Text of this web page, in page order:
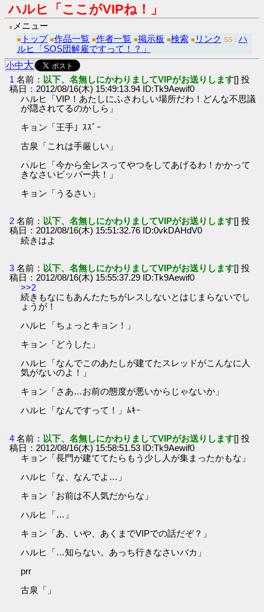
ハルヒ「ここがVIPね！」
● メニュー
■ トップ ■作品一覧 ■作者一覧 ■掲示板 ■検索 ■ リンク SS： ハ
ルヒ「SOS団解雇ですって！？」
小中大
1 名前： 以下、名無しにかわりましてVIPがお送りします[] 投
稿日：2012/08/16(木) 15:49:13.94 ID:Tk9Aewif0
ハルヒ「VIP！あたしにふさわしい場所だわ！どんな不思議
が隠されてるのかしら」
キョン「王手」ｽｽﾞｰ
古泉「これは手厳しい」
ハルヒ「今から全レスってやつをしてあげるわ！かかって
きなさいビッパー共！」
キョン「うるさい」
2 名前： 以下、名無しにかわりましてVIPがお送りします[] 投
稿日：2012/08/16(木) 15:51:32.76 ID:0vkDAHdV0
続きはよ
3 名前： 以下、名無しにかわりましてVIPがお送りします[] 投
稿日：2012/08/16(木) 15:55:37.29 ID:Tk9Aewif0
>>2
続きもなにもあんたたちがレスしないとはじまらないでし
ょうが！
ハルヒ「ちょっとキョン！」
キョン「どうした」
ハルヒ「なんでこのあたしが建てたスレッドがこんなに人
気がないのよ！」
キョン「さあ…お前の態度が悪いからじゃないか」
ハルヒ「なんですって！」ﾑｷｰ
4 名前： 以下、名無しにかわりましてVIPがお送りします[] 投
稿日：2012/08/16(木) 15:58:51.53 ID:Tk9Aewif0
キョン「長門が建ててたらもう少し人が集まったかもな」
ハルヒ「な、なんでよ…」
キョン「お前は不人気だからな」
ハルヒ「…」
キョン「あ、いや、あくまでVIPでの話だぞ？」
ハルヒ「…知らない。あっち行きなさいバカ」
prr
古泉「」